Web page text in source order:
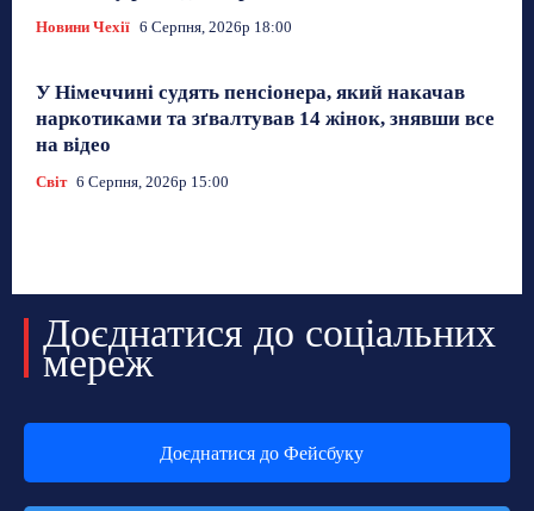
Новини Чехії 6 Серпня, 2026р 18:00
У Німеччині судять пенсіонера, який накачав
наркотиками та зґвалтував 14 жінок, знявши все
на відео
Світ 6 Серпня, 2026р 15:00
Доєднатися до соціальних
мереж
Доєднатися до Фейсбуку